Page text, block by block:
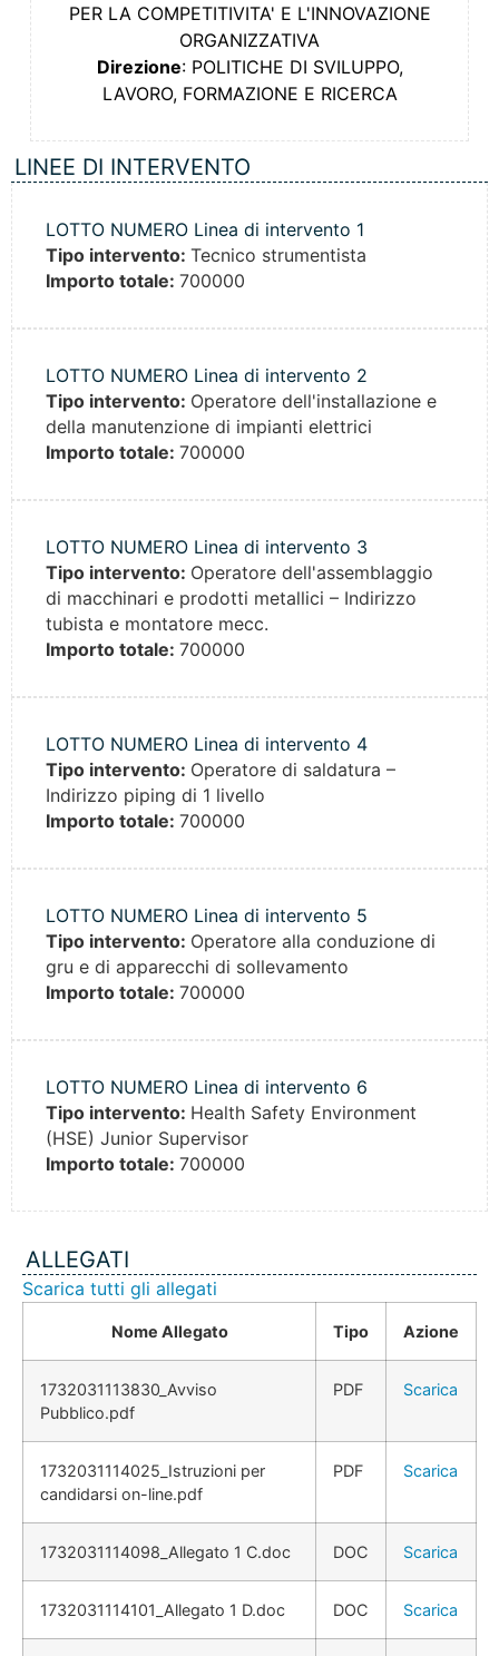
PER LA COMPETITIVITA' E L'INNOVAZIONE
ORGANIZZATIVA
Direzione: POLITICHE DI SVILUPPO,
LAVORO, FORMAZIONE E RICERCA
LINEE DI INTERVENTO
LOTTO NUMERO Linea di intervento 1
Tipo intervento: Tecnico strumentista
Importo totale: 700000
LOTTO NUMERO Linea di intervento 2
Tipo intervento: Operatore dell'installazione e
della manutenzione di impianti elettrici
Importo totale: 700000
LOTTO NUMERO Linea di intervento 3
Tipo intervento: Operatore dell'assemblaggio
di macchinari e prodotti metallici – Indirizzo
tubista e montatore mecc.
Importo totale: 700000
LOTTO NUMERO Linea di intervento 4
Tipo intervento: Operatore di saldatura –
Indirizzo piping di 1 livello
Importo totale: 700000
LOTTO NUMERO Linea di intervento 5
Tipo intervento: Operatore alla conduzione di
gru e di apparecchi di sollevamento
Importo totale: 700000
LOTTO NUMERO Linea di intervento 6
Tipo intervento: Health Safety Environment
(HSE) Junior Supervisor
Importo totale: 700000
ALLEGATI
Scarica tutti gli allegati
Nome Allegato Tipo Azione
1732031113830_Avviso
Pubblico.pdf
PDF Scarica
1732031114025_Istruzioni per
candidarsi on-line.pdf
PDF Scarica
1732031114098_Allegato 1 C.doc DOC Scarica
1732031114101_Allegato 1 D.doc DOC Scarica